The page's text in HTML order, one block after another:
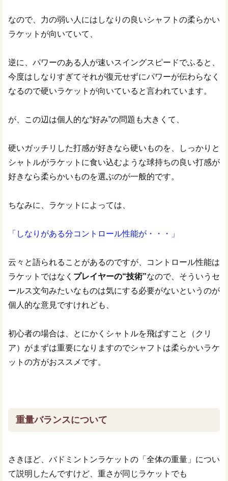
なので、力の弱い人にはしなりの良いシャフトの柔らかい
ラケットが向いていて、
逆に、パワーのある人が速いスイングスピードでふると、
今度はしなりすぎてそれが復元せずにパワーが伝わらなく
なるので硬いラケットが向いていると言われています。
が、この辺は個人的な“好み”の問題も大きくて、
硬いガッチリした打感が好きなら硬いものを、しっかりと
シャトルがラケットに食い込むような球持ちの良い打感が
好きなら柔らかいものを選ぶのが一般的です。
ちなみに、ラケットによっては、
「しなりがある分コントロール性能が・・・」
云々と語られることがあるのですが、コントロール性能は
ラケットではなく プレイヤーの“技術”なので、そういうセ
ールス文句みたいなものは気にする必要がないというのが
個人的な意見ですけれども、
初心者の場合は、とにかくシャトルを飛ばすこと（クリ
ア）がまずは重要になりますのでシャフトは柔らかいラケ
ットの方がおススメです。
重量バランスについて
さきほど、バドミントンラケットの「全体の重量」につい
て説明したんですけど、重さが同じラケットでも